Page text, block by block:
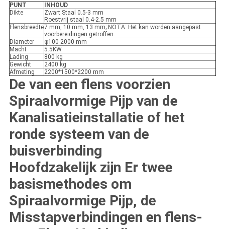
PUNT
INHOUD
Dikte
Zwart Staal 0.5-3 mm
Roestvrij staal 0.4-2.5 mm
Flensbreedte7 mm, 10 mm, 13 mm; NOTA: Het kan worden aangepast
voorbereidingen getroffen.
Diameter
φ100-2000 mm
Macht
5.5KW
Lading
800 kg
Gewicht
2400 kg
Afmeting
2200*1500*2200 mm
De van een flens voorzien
Spiraalvormige Pijp van de
Kanalisatieinstallatie of het
ronde systeem van de
buisverbinding
Hoofdzakelijk zijn Er twee
basismethodes om
Spiraalvormige Pijp, de
Misstapverbindingen en flens-